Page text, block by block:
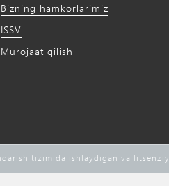
Bizning hamkorlarimiz
ISSV
Murojaat qilish
tizimida ishlaydigan va